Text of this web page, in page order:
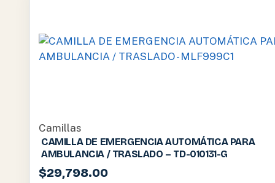
Camillas
CAMILLA DE EMERGENCIA AUTOMÁTICA PARA
AMBULANCIA / TRASLADO – TD-010131-G
$29,798.00